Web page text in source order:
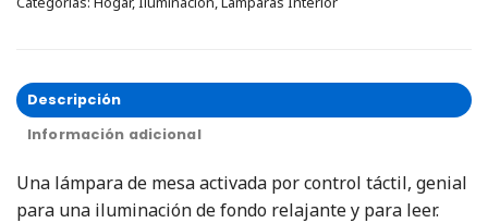
Descripción
Información adicional
Una lámpara de mesa activada por control táctil, genial
para una iluminación de fondo relajante y para leer.